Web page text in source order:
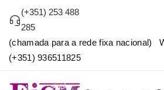
(+351) 253 488
285
(chamada para a rede fixa nacional)
(+351) 936511825